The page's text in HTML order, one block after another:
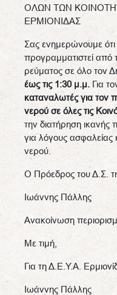
ΟΛΩΝ ΤΩΝ
ΕΡΜΙΟΝΙΔΑΣ
Σας ενημερώνουμε ότι
προγραμματιστεί από
ρεύματος σε όλο τον
έως τις 1:30 μ.μ. Για
καταναλωτές για τον
νερού σε όλες τις
την διατήρηση ικανής
για λόγους
νερού.
Ο Πρόεδρος του Δ.Σ.
Ιωάννης Πάλλης
Ανακοίνωση
Με τιμή,
Για τη Δ.Ε.Υ.Α.
Ιωάννης Πάλλης